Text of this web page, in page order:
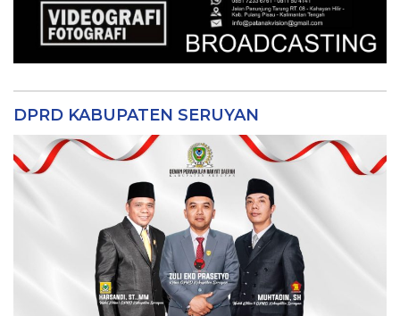
DPRD KABUPATEN SERUYAN